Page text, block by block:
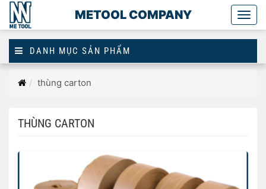
METOOL COMPANY
DANH MỤC SẢN PHẨM
Trangthùng carton
THÙNG CARTON